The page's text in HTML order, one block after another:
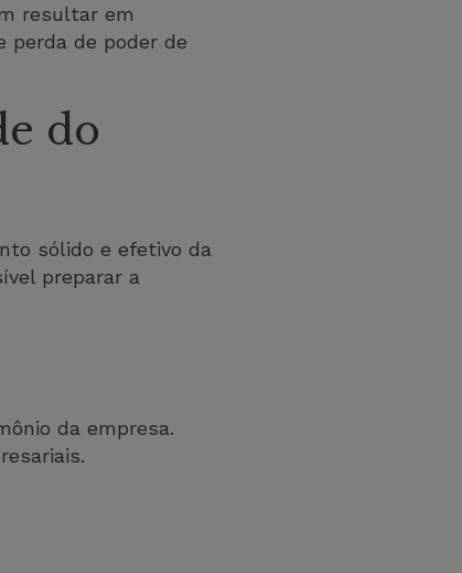
resultar em
perda de poder de
do
sólido e efetivo da
preparar a
da empresa.